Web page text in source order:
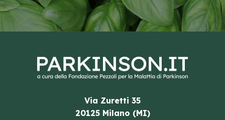
Via Zuretti 35
20125 Milano (MI)